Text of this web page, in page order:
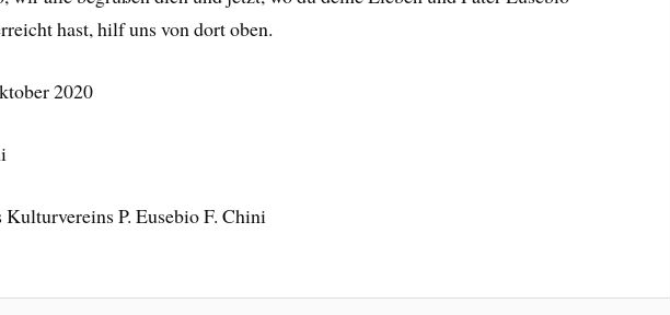
hast, hilf uns von dort oben.
2020
Kulturvereins P. Eusebio F. Chini